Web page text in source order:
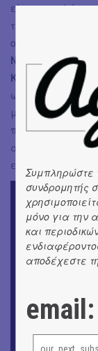
είχε
τελικά τον
ομάδας
Νικολούζου,
Καζάζου,
ωραιότατα
με τη σύλληψη,
που σηματοδοτεί
αγάπη. Με
επιθυμούσαμε τη
Συμπληρώστε
συνδρομητής
μόνο για την
και
αποδέχεστε
email: